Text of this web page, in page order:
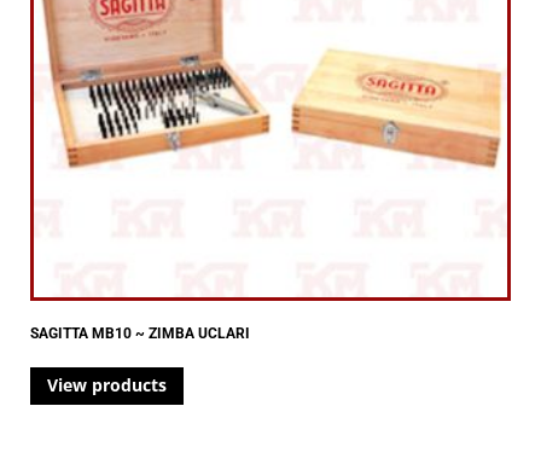
SAGITTA MB10 ~ ZIMBA UCLARI
View products